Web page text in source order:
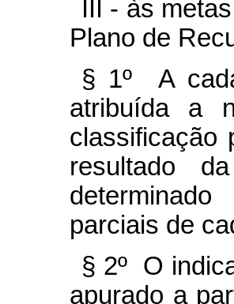
III - às
Plano de
§ 1º A
atribuída a
classificação
resultado
parciais de
§ 2º O
apurado a